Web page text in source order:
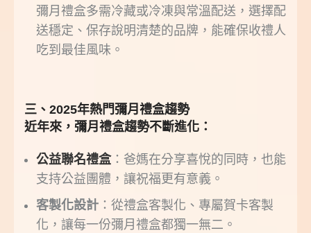
彌月禮盒多需冷藏或冷凍與常溫配送，選擇配
送穩定、保存說明清楚的品牌，能確保收禮人
吃到最佳風味。
三、2025年熱門彌月禮盒趨勢
近年來，彌月禮盒趨勢不斷進化：
公益聯名禮盒：爸媽在分享喜悅的同時，也能
支持公益團體，讓祝福更有意義。
客製化設計 ：從禮盒客製化、專屬賀卡客製
化，讓每一份彌月禮盒都獨一無二。